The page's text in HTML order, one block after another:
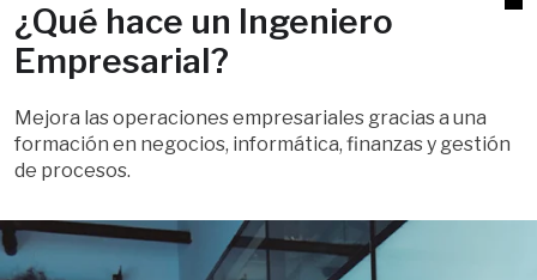
¿Qué hace un Ingeniero
Empresarial?
Mejora las operaciones empresariales gracias a una
formación en negocios, informática, finanzas y gestión
de procesos.